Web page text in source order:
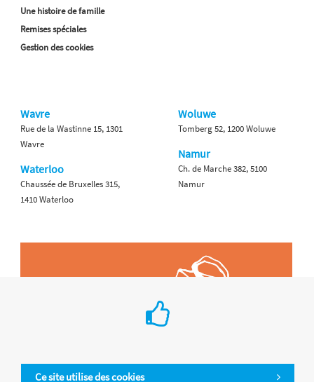
Ce site utilise des cookies
Une histoire de famille
Remises spéciales
Gestion des cookies
Wavre
Rue de la Wastinne 15, 1301
Wavre
Waterloo
Chaussée de Bruxelles 315,
1410 Waterloo
Woluwe
Tomberg 52, 1200 Woluwe
Namur
Ch. de Marche 382, 5100
Namur